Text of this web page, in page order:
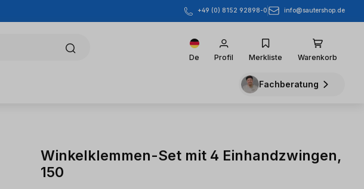
+49 (0) 8152 92898-0 info@sautershop.de
De Profil Merkliste Warenkorb
Fachberatung
Winkelklemmen-Set mit 4 Einhandzwingen,
150